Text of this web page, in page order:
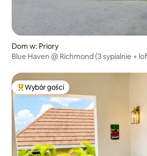
Dom w: Priory
Blue Haven @ Richmond (3 sypialnie +
Najpopularniejsze z kategorii Wybór gości
Wybór gości